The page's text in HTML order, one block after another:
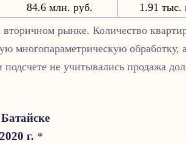
84.6 млн. руб.
1.91 тыс.
вторичном рынке. Количество
многопараметрическую обработку, а
не учитывались продажа
Батайске
г. *